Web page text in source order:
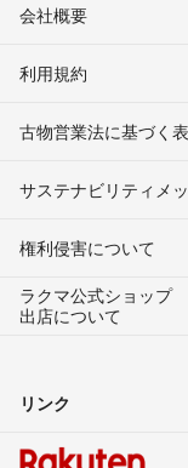
会社概要
利用規約
古物営業法に基づく
サステナビリティメ
権利侵害について
ラクマ公式ショップ
出店について
リンク